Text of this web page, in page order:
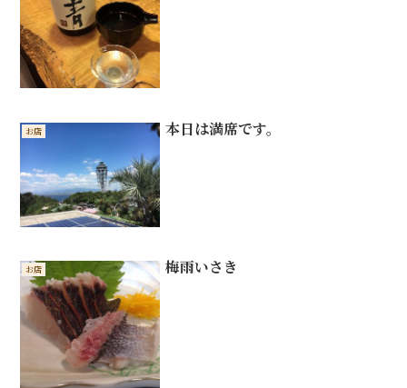
お店 本日は満席です。
お店 梅雨いさき